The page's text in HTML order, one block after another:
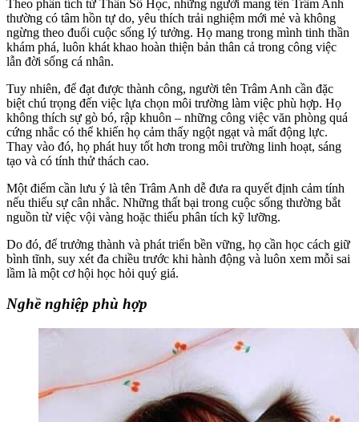
Theo phân tích từ Thần Số Học, những người mang tên Trâm Anh
thường có tâm hồn tự do, yêu thích trải nghiệm mới mẻ và không
ngừng theo đuổi cuộc sống lý tưởng. Họ mang trong mình tinh thần
khám phá, luôn khát khao hoàn thiện bản thân cả trong công việc
lẫn đời sống cá nhân.
Tuy nhiên, để đạt được thành công, người tên Trâm Anh cần đặc
biệt chú trọng đến việc lựa chọn môi trường làm việc phù hợp. Họ
không thích sự gò bó, rập khuôn – những công việc văn phòng quá
cứng nhắc có thể khiến họ cảm thấy ngột ngạt và mất động lực.
Thay vào đó, họ phát huy tốt hơn trong môi trường linh hoạt, sáng
tạo và có tính thử thách cao.
Một điểm cần lưu ý là tên Trâm Anh dễ đưa ra quyết định cảm tính
nếu thiếu sự cân nhắc. Những thất bại trong cuộc sống thường bắt
nguồn từ việc vội vàng hoặc thiếu phân tích kỹ lưỡng.
Do đó, để trưởng thành và phát triển bền vững, họ cần học cách giữ
bình tĩnh, suy xét đa chiều trước khi hành động và luôn xem mỗi sai
lầm là một cơ hội học hỏi quý giá.
Nghề nghiệp phù hợp